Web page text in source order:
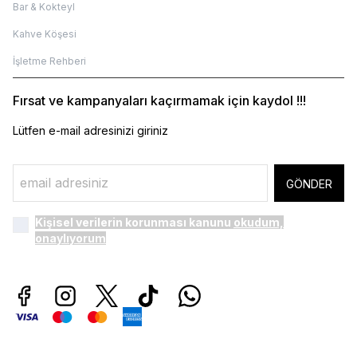
Bar & Kokteyl
Kahve Köşesi
İşletme Rehberi
Fırsat ve kampanyaları kaçırmamak için kaydol !!!
Lütfen e-mail adresinizi giriniz
GÖNDER
Kişisel verilerin korunması kanunu okudum,
onaylıyorum